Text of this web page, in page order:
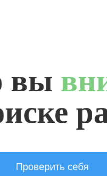
вы
Проверить себя